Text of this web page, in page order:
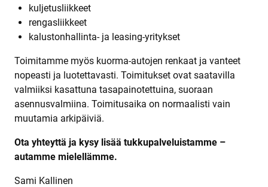
kuljetusliikkeet
rengasliikkeet
kalustonhallinta- ja leasing-yritykset
Toimitamme myös kuorma-autojen renkaat ja vanteet
nopeasti ja luotettavasti. Toimitukset ovat saatavilla
valmiiksi kasattuna tasapainotettuina, suoraan
asennusvalmiina. Toimitusaika on normaalisti vain
muutamia arkipäiviä.
Ota yhteyttä ja kysy lisää tukkupalveluistamme –
autamme mielellämme.
Sami Kallinen